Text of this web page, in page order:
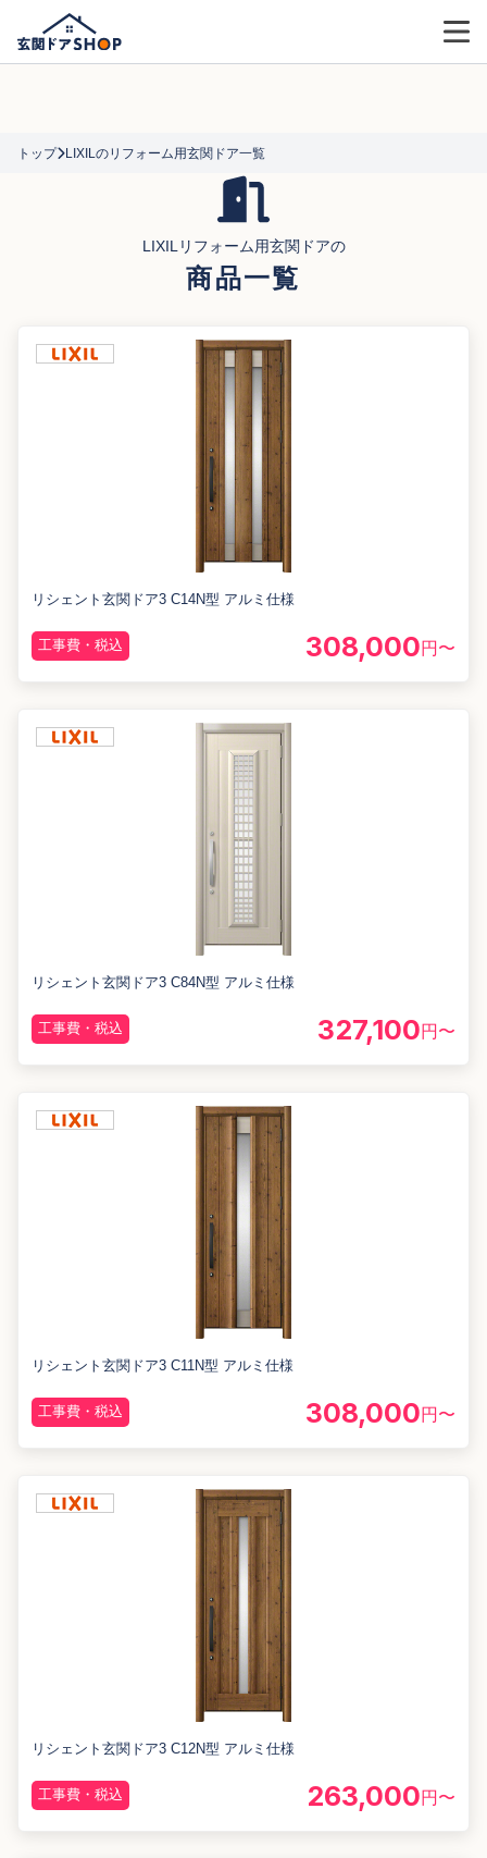
トップ LIXILのリフォーム用玄関ドア一覧
LIXILリフォーム用玄関ドアの
商品一覧
リシェント玄関ドア3 C14N型 アルミ仕様
工事費・税込 308,000円〜
リシェント玄関ドア3 C84N型 アルミ仕様
工事費・税込 327,100円〜
リシェント玄関ドア3 C11N型 アルミ仕様
工事費・税込 308,000円〜
リシェント玄関ドア3 C12N型 アルミ仕様
工事費・税込 263,000円〜